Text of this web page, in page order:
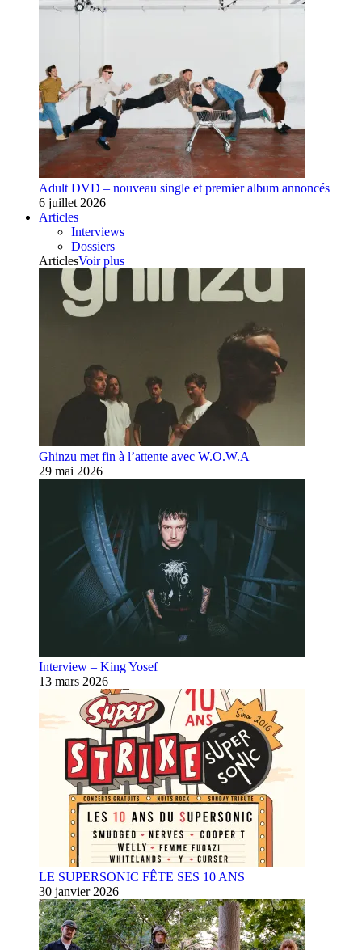
Adult DVD – nouveau single et premier album annoncés
6 juillet 2026
Articles
Interviews
Dossiers
ArticlesVoir plus
Ghinzu met fin à l’attente avec W.O.W.A
29 mai 2026
Interview – King Yosef
13 mars 2026
LE SUPERSONIC FÊTE SES 10 ANS
30 janvier 2026